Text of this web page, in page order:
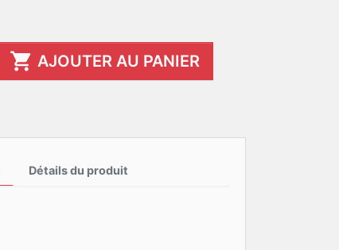
 AJOUTER AU PANIER
Détails du produit